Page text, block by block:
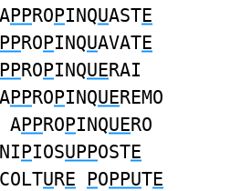
APPROPINQUASTE
PPROPINQUAVATE
PPROPINQUERAI
PPROPINQUEREMO
APPROPINQUERO
NIPIOSUPPOSTE
URE POPPUTE